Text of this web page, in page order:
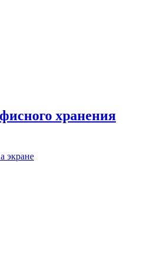
хранения
экране